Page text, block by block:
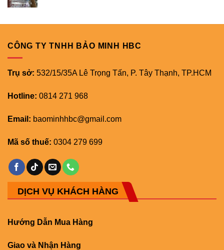
CÔNG TY TNHH BẢO MINH HBC
Trụ sở: 532/15/35A Lê Trọng Tấn, P. Tây Thạnh, TP.HCM
Hotline: 0814 271 968
Email: baominhhbc@gmail.com
Mã số thuế: 0304 279 699
DỊCH VỤ KHÁCH HÀNG
Hướng Dẫn Mua Hàng
Giao và Nhận Hàng